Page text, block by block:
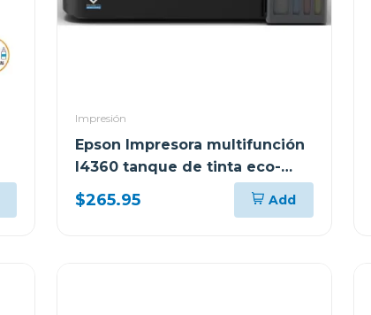
Impresión
Epson Impresora multifunción
l4360 tanque de tinta eco-
tank wi-fi
$265.95 Add